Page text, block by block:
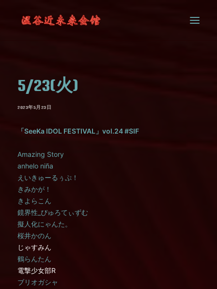
CONTACT5/23(火)
2023年5月23日
「SeeKa IDOL FESTIVAL」vol.24 #SIF
Amazing Story
anhelo niña
えいきゅーるぅぷ！
きみかが！
きよらこん
鏡界性_ぴゅろてぃずむ
擬人化にゃんた。
桜井かのん
じゃすみん
鶴らんたん
電撃少女部R
ブリオガシャ